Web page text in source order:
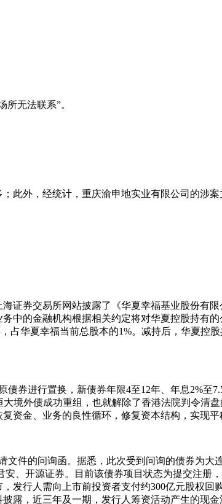
无法联系”。
外，经统计，重庆渝申地实业有限公司的涉案
券交易所网站披露了《华夏幸福基业股份有
中的金融机构根据相关约定将对华夏控股持有的
占华夏幸福当前总股本的1%。减持后，华夏控
进行置换，新债券年限4至12年、年息2%至
境外债成功重组，也就解除了香港法院判令清
资金、业务的良性循环，修复资本结构，实现平
件的问询函。据悉，此次受到问询的债券为大
、开源证券。目前该债券项目状态为提交注册
发行人需向上市前投资者支付约300亿元股权回
露，近三年及一期，发行人筹资活动产生的现金